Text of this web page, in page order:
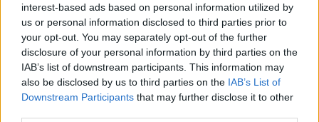
interest-based ads based on personal information utilized by
us or personal information disclosed to third parties prior to
your opt-out. You may separately opt-out of the further
disclosure of your personal information by third parties on the
IAB’s list of downstream participants. This information may
also be disclosed by us to third parties on the IAB’s List of
Downstream Participants that may further disclose it to other
ασίστ, 1 κλέψιμο, 3 λάθη), Στράζελ, Χολ 8 (8
ριμπάουντ), Τζέιμς 17 (1/5 δίποντα, 3/9 τρίποντα, 6/9
βολές, 3 ριμπάουντ, 5 ασίστ, 2 κλεψίματα).
ΦΕΝΕΡΜΠΑΧΤΣΕ (Ιτούδης): Μότλεϊ 8 (4 ριμπάουντ,
3 ασίστ), Μπιρσέν 6 (2/2 τρίποντα), Γουίλμπεκιν 13